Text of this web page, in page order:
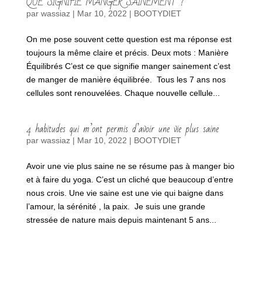
par wassiaz| Mar 10, 2022 | BOOTYDIET
On me pose souvent cette question est ma réponse est
toujours la même claire et précis. Deux mots : Manière
Équilibrés C’est ce que signifie manger sainement c’est
de manger de manière équilibrée. Tous les 7 ans nos
cellules sont renouvelées. Chaque nouvelle cellule...
4 habitudes qui m’ont permis d’avoir une vie plus saine
par wassiaz| Mar 10, 2022 | BOOTYDIET
Avoir une vie plus saine ne se résume pas à manger bio
et à faire du yoga. C’est un cliché que beaucoup d’entre
nous crois. Une vie saine est une vie qui baigne dans
l’amour, la sérénité , la paix. Je suis une grande
stressée de nature mais depuis maintenant 5 ans...